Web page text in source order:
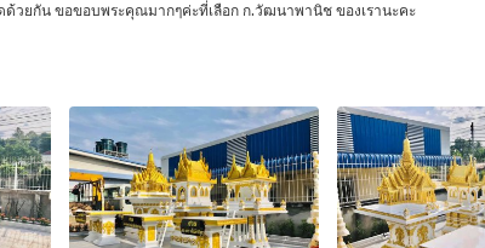
วยกัน ขอขอบพระคุณมากๆค่ะที่เลือก ก.วัฒนาพานิช ของเรานะคะ